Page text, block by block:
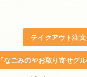
テイクアウト注
「なごみのやお取り寄せグ